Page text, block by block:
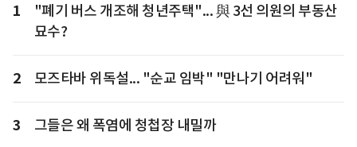
1
"폐기 버스 개조해 청년주택"... 與 3선 의원의 부동산
묘수?
2 모즈타바 위독설... "순교 임박" "만나기 어려워"
3 그들은 왜 폭염에 청첩장 내밀까